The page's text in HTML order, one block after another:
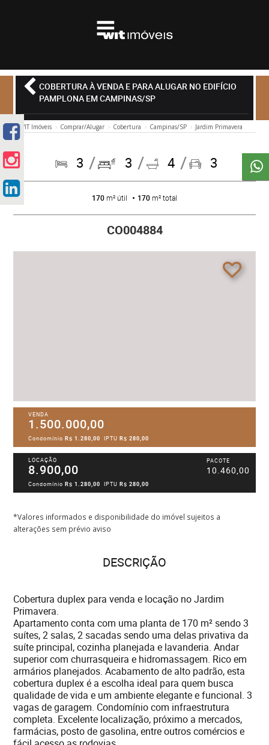
COBERTURA À VENDA E PARA ALUGAR NO EDIFÍCIO
PAMPLONA EM CAMPINAS/SP
WIT Imóveis Comprar/Alugar Cobertura Campinas/SP Jardim Primavera
3 3 4 3
170m² útil 170m² total
CO004884
VENDA
1.500.000,00
CondomínioR$ 1.280,00 IPTUR$ 280,00
LOCAÇÃO
8.900,00
PACOTE
10.460,00
CondomínioR$ 1.280,00 IPTUR$ 280,00
*Valores informados e disponibilidade do imóvel sujeitos a
alterações sem prévio aviso
DESCRIÇÃO
Cobertura duplex para venda e locação no Jardim
Primavera.
Apartamento conta com uma planta de 170 m² sendo 3
suítes, 2 salas, 2 sacadas sendo uma delas privativa da
suíte principal, cozinha planejada e lavanderia. Andar
superior com churrasqueira e hidromassagem. Rico em
armários planejados. Acabamento de alto padrão, esta
cobertura duplex é a escolha ideal para quem busca
qualidade de vida e um ambiente elegante e funcional. 3
vagas de garagem. Condomínio com infraestrutura
completa. Excelente localização, próximo a mercados,
farmácias, posto de gasolina, entre outros comércios e